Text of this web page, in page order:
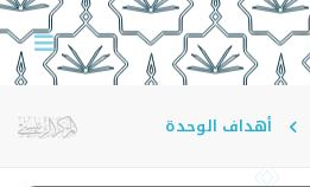
أهداف الوحدة